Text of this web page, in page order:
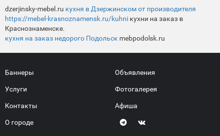
dzerjinsky-mebel.ru кухня в Дзержинском от производителя
https://mebel-krasnoznamensk.ru/kuhni кухни на заказ в
Краснознаменске.
кухня на заказ недорого Подольск mebpodolsk.ru
Баннеры
Услуги
Контакты
О городе
Объявления
Фотогалерея
Афиша